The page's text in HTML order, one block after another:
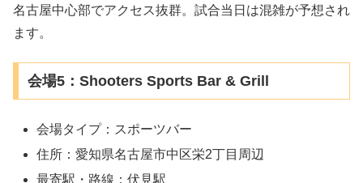
名古屋中心部でアクセス抜群。試合当日は混雑が予想され
ます。
会場5：Shooters Sports Bar & Grill
会場タイプ：スポーツバー
住所：愛知県名古屋市中区栄2丁目周辺
最寄駅・路線：伏見駅